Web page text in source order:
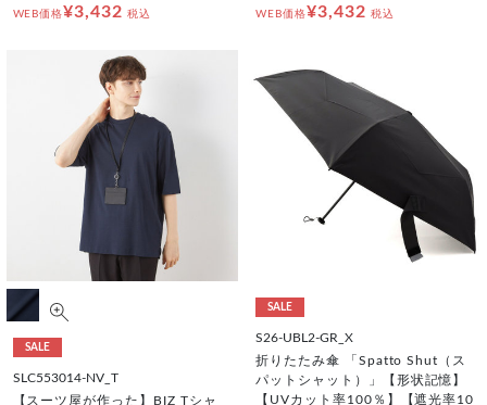
WEB価格¥3,432 税込 WEB価格¥3,432 税込
SALE
SLC553014-NV_T
【スーツ屋が作った】BIZ Tシャ
SALE
S26-UBL2-GR_X
折りたたみ傘 「Spatto Shut（ス
パットシャット）」【形状記憶】
【UVカット率100％】【遮光率10